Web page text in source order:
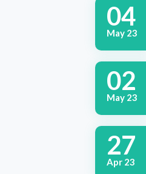
04
May 23
02
May 23
27
Apr 23